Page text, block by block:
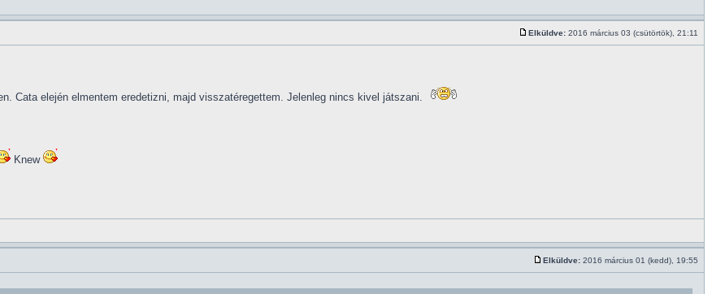
Elküldve: 2016 március 03 (csütörtök), 21:11
Cata elején elmentem eredetizni, majd visszatéregettem. Jelenleg nincs kivel játszani.
Knew
Elküldve: 2016 március 01 (kedd), 19:55